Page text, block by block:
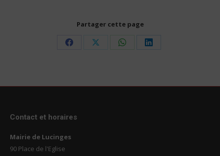
Partager cette page
Share
Share
Share
Share
Contact et horaires
Mairie de Lucinges
90 Place de l'Eglise